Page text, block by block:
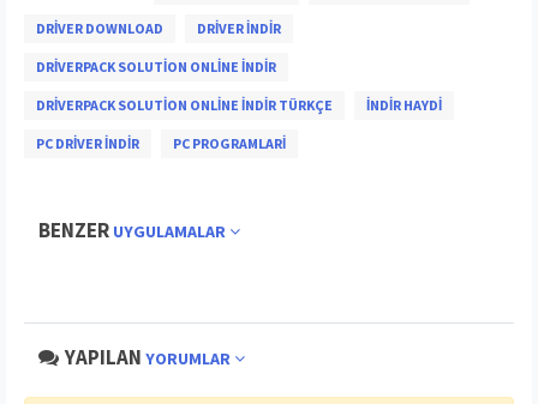
DRIVER DOWNLOAD DRIVER INDIR
DRIVERPACK SOLUTION ONLINE İNDIR
DRIVERPACK SOLUTION ONLINE İNDIR TÜRKÇE INDIR HAYDI
PC DRIVER INDIR PC PROGRAMLARI
BENZER UYGULAMALAR
YAPILAN YORUMLAR